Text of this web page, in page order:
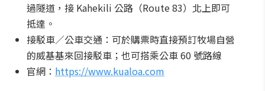
過隧道，接 Kahekili 公路（Route 83）北上即可
抵達。
接駁車／公車交通：可於購票時直接預訂牧場自營
的威基基來回接駁車；也可搭乘公車 60 號路線
官網： https://www.kualoa.com